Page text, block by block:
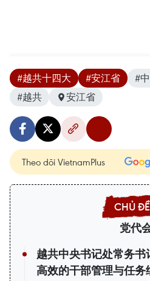
#越共十四大 #安江省 #
#越共
安江省
Theo dõi VietnamPlus
党代
越共中央书记处常务
高效的干部管理与任务